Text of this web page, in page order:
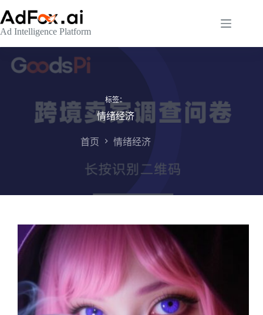
至
内
容
Ad Intelligence Platform
标签：
情绪经济
首页 情绪经济